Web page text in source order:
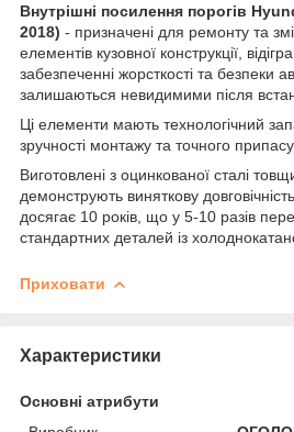
Внутрішні посилення порогів
2018) - призначені для ремонту та
елементів кузовної конструкції,
забезпеченні жорсткості та безпеки
залишаються невидимими після
Ці елементи мають технологічний
зручності монтажу та точного
Виготовлені з оцинкованої сталі
демонструють виняткову
досягає 10 років, що у 5-10 разів
стандартних деталей із
Приховати
Характеристики
Основні атрибути